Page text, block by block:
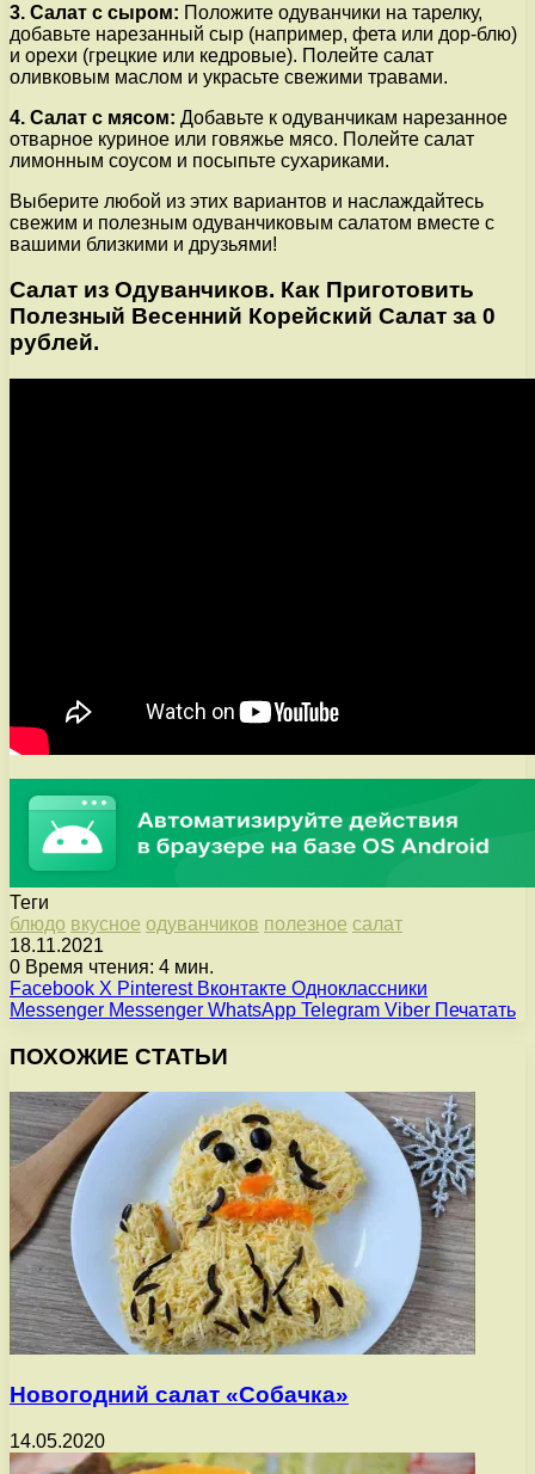
3. Салат с сыром: Положите одуванчики на тарелку,
добавьте нарезанный сыр (например, фета или дор-блю)
и орехи (грецкие или кедровые). Полейте салат
оливковым маслом и украсьте свежими травами.
4. Салат с мясом: Добавьте к одуванчикам нарезанное
отварное куриное или говяжье мясо. Полейте салат
лимонным соусом и посыпьте сухариками.
Выберите любой из этих вариантов и наслаждайтесь
свежим и полезным одуванчиковым салатом вместе с
вашими близкими и друзьями!
Салат из Одуванчиков. Как Приготовить
Полезный Весенний Корейский Салат за 0
рублей.
Теги
блюдо вкусное одуванчиков полезное салат
18.11.2021
0 Время чтения: 4 мин.
Facebook X Pinterest Вконтакте Одноклассники
Messenger Messenger WhatsApp Telegram Viber Печатать
ПОХОЖИЕ СТАТЬИ
Новогодний салат «Собачка»
14.05.2020